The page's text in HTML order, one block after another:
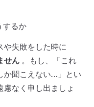
するか
や失敗をした時に
せん 。もし、「これ
か聞こえない…」とい
慮なく申し出ましょ